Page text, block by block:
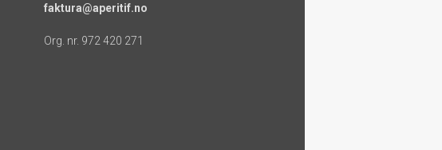
faktura@aperitif.no
Org. nr. 972 420 271